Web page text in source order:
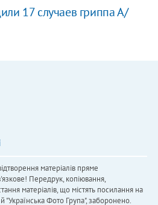
17 случаев гриппа А/
матеріалів пряме
Передрук, копіювання,
матеріалів, що містять посилання на
"Українська Фото Група", заборонено.